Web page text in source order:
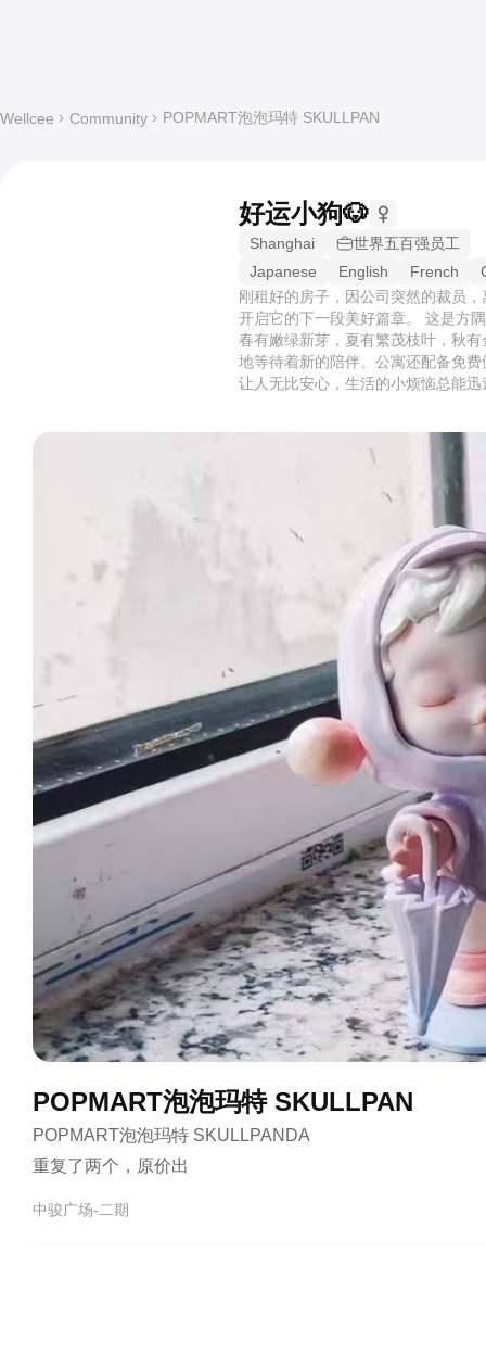
Wellcee Community POPMART泡泡玛特 SKULLPAN
好运小狗🐶
Shanghai
世界五百强员工
Japanese
English French
刚租好的房子，因公司突然的裁员
开启它的下一段美好篇章。 这是方
春有嫩绿新芽，夏有繁茂枝叶，秋
地等待着新的陪伴。公寓还配备免
让人无比安心，生活的小烦恼总能
POPMART泡泡玛特 SKULLPAN
POPMART泡泡玛特 SKULLPANDA
重复了两个，原价出
中骏广场-二期